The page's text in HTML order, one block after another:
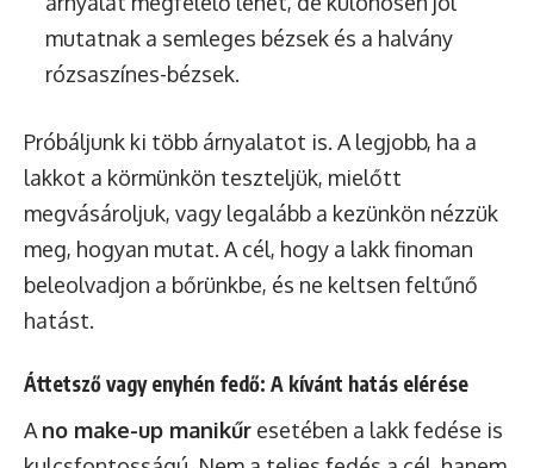
mutatnak a semleges bézsek és a halvány
rózsaszínes-bézsek.
Próbáljunk ki több árnyalatot is. A legjobb, ha a
lakkot a körmünkön teszteljük, mielőtt
megvásároljuk, vagy legalább a kezünkön nézzük
meg, hogyan mutat. A cél, hogy a lakk finoman
beleolvadjon a bőrünkbe, és ne keltsen feltűnő
hatást.
Áttetsző vagy enyhén fedő: A kívánt hatás elérése
A no make-up manikűr esetében a lakk fedése is